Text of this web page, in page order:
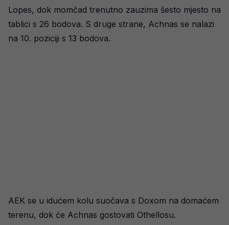
Lopes, dok momčad trenutno zauzima šesto mjesto na
tablici s 26 bodova. S druge strane, Achnas se nalazi
na 10. poziciji s 13 bodova.
AEK se u idućem kolu suočava s Doxom na domaćem
terenu, dok će Achnas gostovati Othellosu.